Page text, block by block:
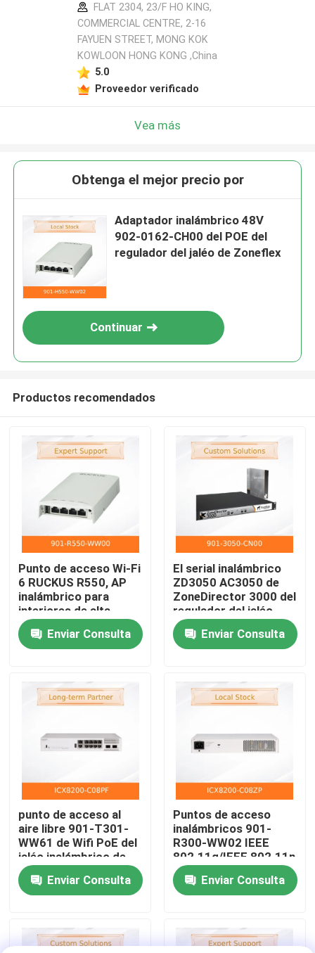
En casa.
Productos
Vídeos
Sobre nosotros
Contacta con nosotros
Noticias
Solicitar una cotización
FLAT 2304, 23/F HO KING,
COMMERCIAL CENTRE, 2-16
FAYUEN STREET, MONG KOK
KOWLOON HONG KONG ,China
5.0
Proveedor verificado
Vea más
Obtenga el mejor precio por
Adaptador inalámbrico 48V
902-0162-CH00 del POE del
regulador del jaléo de Zoneflex
Continuar
Productos recomendados
Punto de acceso Wi-Fi
6 RUCKUS R550, AP
inalámbrico para
interiores de alta
densidad, 1.77 Gbps,
512+ clientes,
tecnología BeamFlex+
Enviar Consulta
El serial inalámbrico
ZD3050 AC3050 de
ZoneDirector 3000 del
regulador del jaléo
901-3050-CN00
autorizó para hasta 50
APs
Enviar Consulta
punto de acceso al
aire libre 901-T301-
WW61 de Wifi PoE del
jaléo inalámbrico de
802.3af
Enviar Consulta
Puntos de acceso
inalámbricos 901-
R300-WW02 IEEE
802.11g/IEEE 802.11n
del jaléo dual de
ZoneflexEnviar Consulta